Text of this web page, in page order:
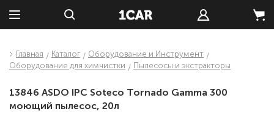
Главная Каталог
Оборудование и Инструмент
Оборудование для химчистки
Пылесосы и экстракторы
13846 ASDO IPC Soteco Tornado Gamma 300
моющий пылесос, 20л